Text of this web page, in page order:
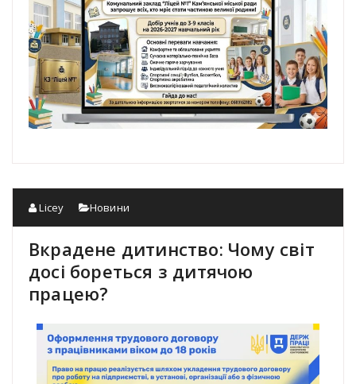
Licey Новини
Вкрадене дитинство: Чому світ
досі бореться з дитячою
працею?